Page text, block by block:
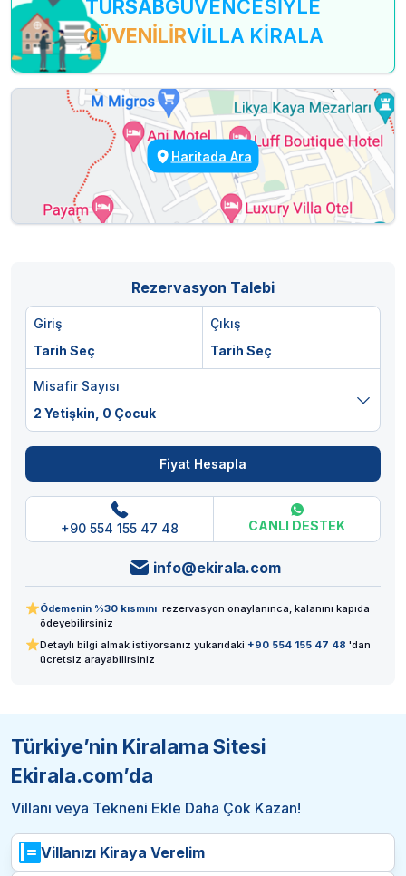
TURSABGÜVENCESİYLE
GÜVENİLİRVİLLA KİRALA
Haritada Ara
Rezervasyon Talebi
Giriş
Tarih Seç
Çıkış
Tarih Seç
Misafir Sayısı
2 Yetişkin, 0 Çocuk
Fiyat Hesapla
+90 554 155 47 48 CANLI DESTEK
info@ekirala.com
Ödemenin %30 kısmını rezervasyon onaylanınca, kalanını kapıda
ödeyebilirsiniz
Detaylı bilgi almak istiyorsanız yukarıdaki +90 554 155 47 48 'dan
ücretsiz arayabilirsiniz
Türkiye’nin Kiralama Sitesi
Ekirala.com’da
Villanı veya Tekneni Ekle Daha Çok Kazan!
Villanızı Kiraya Verelim